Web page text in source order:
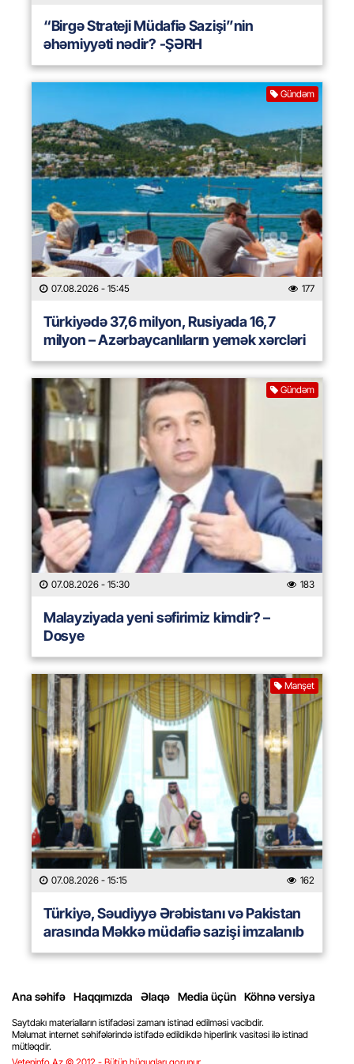
“Birgə Strateji Müdafiə Sazişi”nin
əhəmiyyəti nədir? -ŞƏRH
Gündəm
07.08.2026 - 15:45 177
Türkiyədə 37,6 milyon, Rusiyada 16,7
milyon – Azərbaycanlıların yemək xərcləri
Gündəm
07.08.2026 - 15:30 183
Malayziyada yeni səfirimiz kimdir? –
Dosye
Manşet
07.08.2026 - 15:15 162
Türkiyə, Səudiyyə Ərəbistanı və Pakistan
arasında Məkkə müdafiə sazişi imzalanıb
Ana səhifə Haqqımızda Əlaqə Media üçün Köhnə versiya
Saytdakı materialların istifadəsi zamanı istinad edilməsi vacibdir.
Məlumat internet səhifələrində istifadə edildikdə hiperlink vasitəsi ilə istinad
mütləqdir.